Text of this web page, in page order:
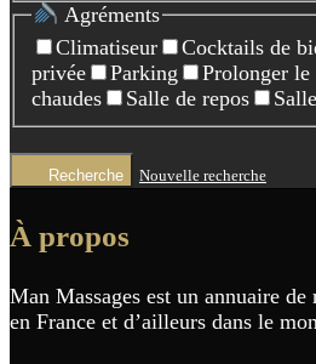
Agréments
Climatiseur
Cocktails de
privée
Parking Prolonger le
chaudes
Salle de repos
Recherche Nouvelle recherche
À propos
Man Massages est un annuaire de
en France et d’ailleurs dans le